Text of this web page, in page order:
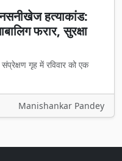
हत्याकांड:
फरार, सुरक्षा
गृह में रविवार को एक
Manishankar Pandey